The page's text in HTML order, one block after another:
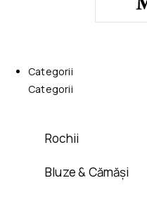
Categorii
Categorii
Rochii
Bluze & Cămăși